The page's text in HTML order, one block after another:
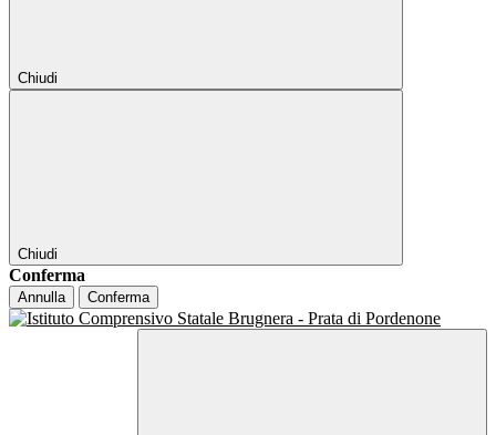
Chiudi
Chiudi
Conferma
Annulla Conferma